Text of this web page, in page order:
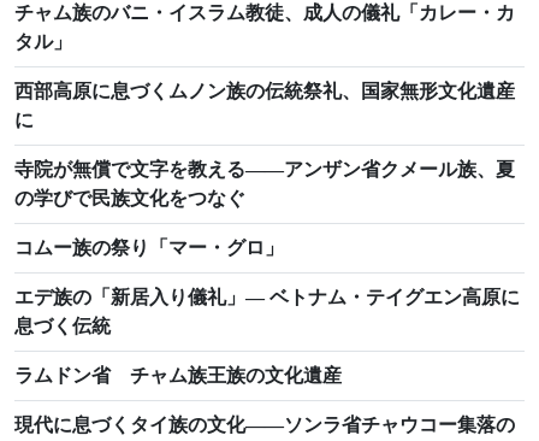
チャム族のバニ・イスラム教徒、成人の儀礼「カレー・カ
タル」
西部高原に息づくムノン族の伝統祭礼、国家無形文化遺産
に
寺院が無償で文字を教える――アンザン省クメール族、夏
の学びで民族文化をつなぐ
コムー族の祭り「マー・グロ」
エデ族の「新居入り儀礼」― ベトナム・テイグエン高原に
息づく伝統
ラムドン省 チャム族王族の文化遺産
現代に息づくタイ族の文化――ソンラ省チャウコー集落の